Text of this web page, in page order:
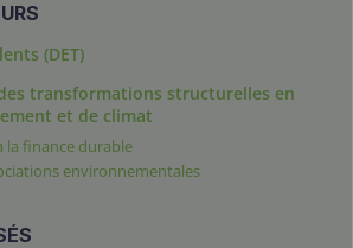
(DET)
transformations structurelles en
et de climat
la finance durable
environnementales